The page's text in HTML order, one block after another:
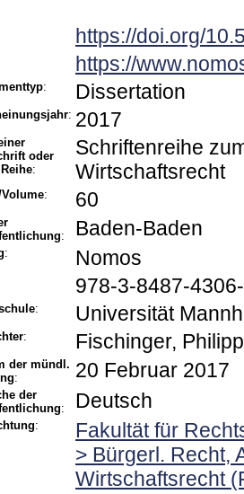
https://doi.org/
https://
: Dissertation
: 2017
oder
:
Schriftenreihe
Wirtschaftsrecht
Volume: 60
: Baden-Baden
: Nomos
978-3-8487-
: Universität
: Fischinger, Philipp
der mündl.
: 20 Februar 2017
der
: Deutsch
:
Fakultät für
> Bürgerl. Recht,
Wirtschaftsrecht